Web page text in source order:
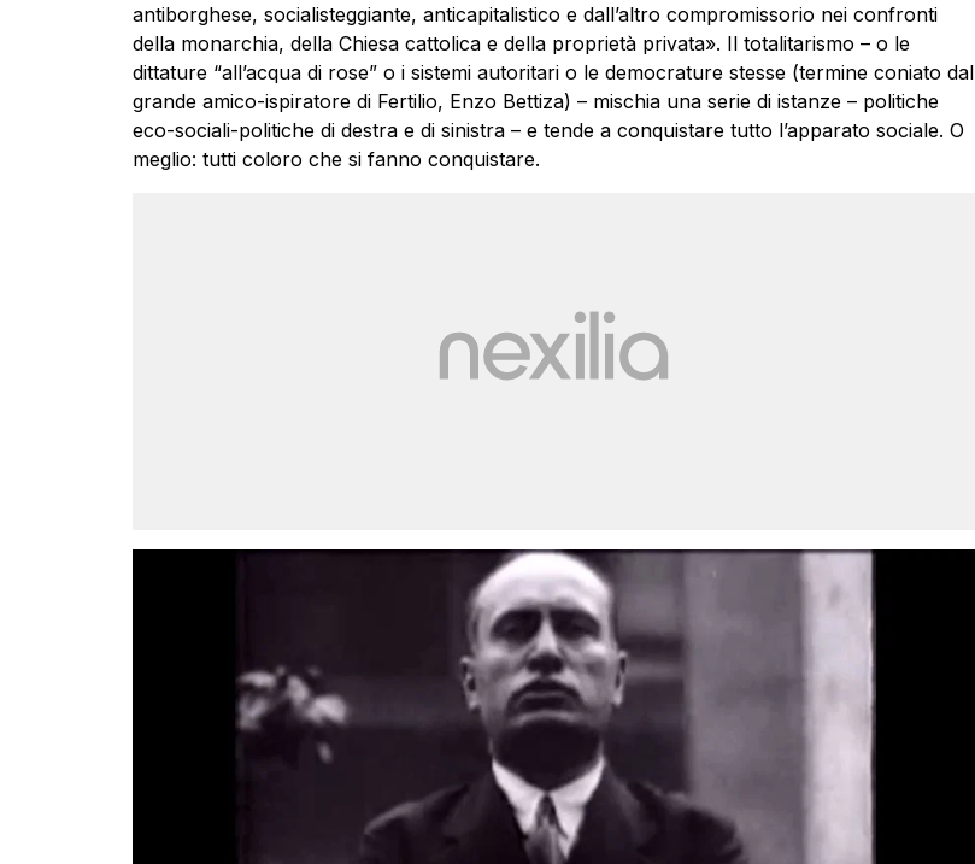
antiborghese, socialisteggiante, anticapitalistico e dall’altro compromissorio nei confronti
della monarchia, della Chiesa cattolica e della proprietà privata». Il totalitarismo – o le
dittature “all’acqua di rose” o i sistemi autoritari o le democrature stesse (termine coniato dal
grande amico-ispiratore di Fertilio, Enzo Bettiza) – mischia una serie di istanze – politiche
eco-sociali-politiche di destra e di sinistra – e tende a conquistare tutto l’apparato sociale. O
meglio: tutti coloro che si fanno conquistare.